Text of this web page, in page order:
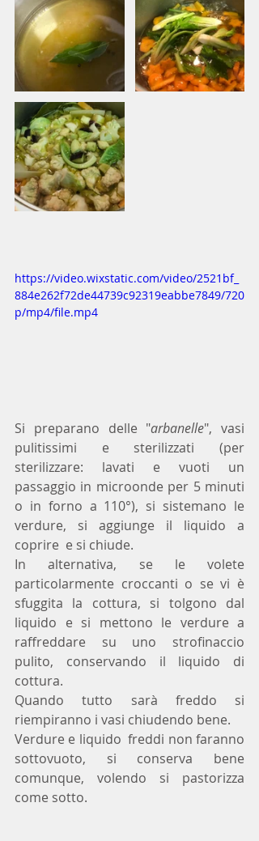
https://video.wixstatic.com/video/2521bf_
884e262f72de44739c92319eabbe7849/720
p/mp4/file.mp4
Si preparano delle "arbanelle", vasi
pulitissimi e sterilizzati (per
sterilizzare: lavati e vuoti un
passaggio in microonde per 5 minuti
o in forno a 110°), si sistemano le
verdure, si aggiunge il liquido a
coprire  e si chiude.
In alternativa, se le volete
particolarmente croccanti o se vi è
sfuggita la cottura, si tolgono dal
liquido e si mettono le verdure a
raffreddare su uno strofinaccio
pulito, conservando il liquido di
cottura.
Quando tutto sarà freddo si
riempiranno i vasi chiudendo bene.
Verdure e liquido  freddi non faranno
sottovuoto, si conserva bene
comunque, volendo si pastorizza
come sotto.